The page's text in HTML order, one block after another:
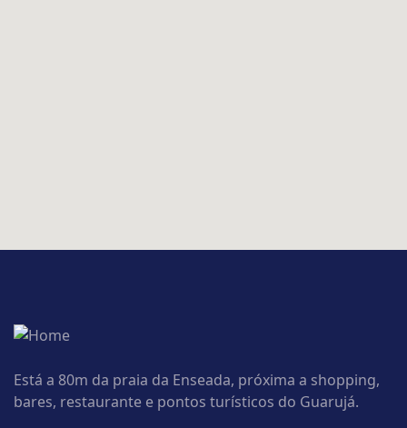
Está a 80m da praia da Enseada, próxima a shopping,
bares, restaurante e pontos turísticos do Guarujá.